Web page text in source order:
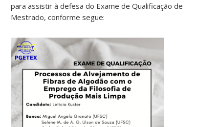
para assistir à defesa do Exame de Qualificação de
Mestrado, conforme segue: